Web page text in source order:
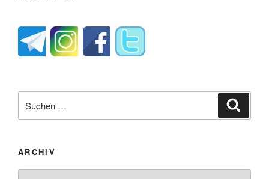
nach:
ARCHIV